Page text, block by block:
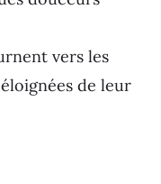
vers les
de leur